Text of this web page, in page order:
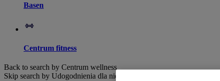
Basen
Centrum fitness
Back to search by Centrum wellness
Skip search by Udogodnienia dla niepełnosprawnych